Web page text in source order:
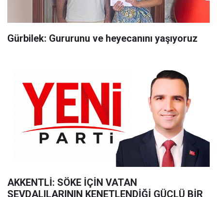
Gürbilek: Gururunu ve heyecanını yaşıyoruz
AKKENTLİ: SÖKE İÇİN VATAN
SEVDALILARININ KENETLENDİĞİ GÜÇLÜ BİR